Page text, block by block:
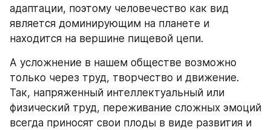
адаптации, поэтому человечество как вид
является доминирующим на планете и
находится на вершине пищевой цепи.
А усложнение в нашем обществе возможно
только через труд, творчество и движение.
Так, напряженный интеллектуальный или
физический труд, переживание сложных эмоций
всегда приносят свои плоды в виде развития и